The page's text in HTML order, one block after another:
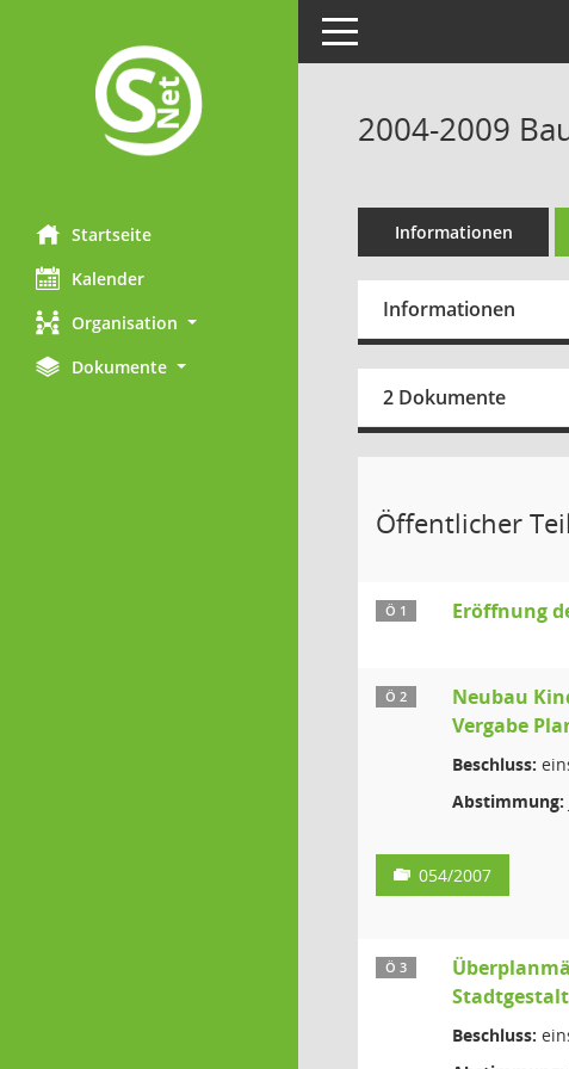
Startseite
Kalender
Organisation
Dokumente
Toggle navigation
2004-2009
Informationen
Informationen
2 Dokumente
Öffentlicher
Ö 1 Eröffnung
Ö 2
Neubau
Vergabe
Beschluss:
Abstimmung:
054/2007
Ö 3
Beschluss: